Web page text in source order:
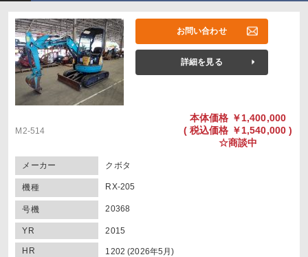
お問い合わせ
詳細を見る
M2-514
本体価格 ￥1,400,000
( 税込価格 ￥1,540,000 )
☆商談中
メーカー クボタ
機種 RX-205
号機 20368
YR 2015
HR 1202 (2026年5月)